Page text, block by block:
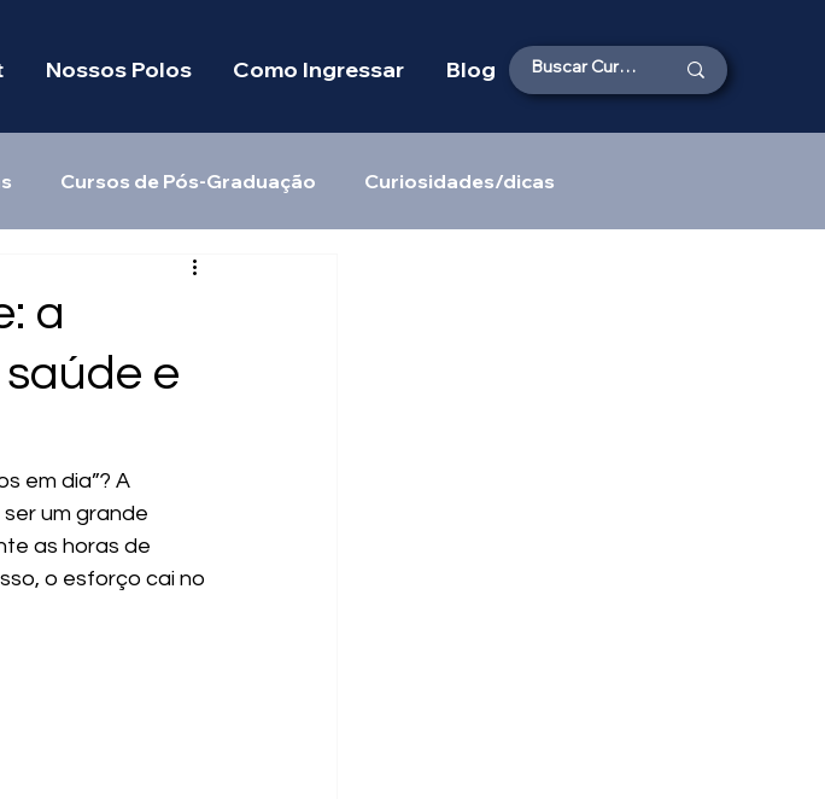
Nossos Polos Como Ingressar Blog
Cursos de Pós-Graduação Curiosidades/dicas
a
e
em dia”? A
um grande
as horas de
o esforço cai no